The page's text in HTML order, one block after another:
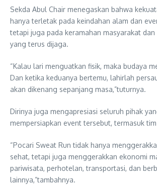
Sekda Abul Chair menegaskan bahwa
hanya terletak pada keindahan alam dan
tetapi juga pada keramahan masyarakat
yang terus dijaga.
“Kalau lari menguatkan fisik, maka budaya
Dan ketika keduanya bertemu, lahirlah
akan dikenang sepanjang masa,”tuturnya.
Dirinya juga mengapresiasi seluruh pihak
mempersiapkan event tersebut, termasuk
“Pocari Sweat Run tidak hanya
sehat, tetapi juga menggerakkan ekonomi
pariwisata, perhotelan, transportasi, dan
lainnya,”tambahnya.